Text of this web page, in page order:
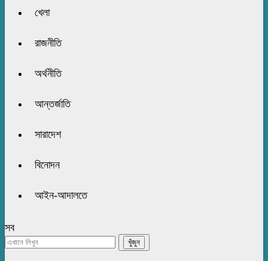
খেলা
রাজনীতি
অর্থনীতি
আন্তর্জাতি
সারাদেশ
বিনোদন
আইন-আদালতে
সব